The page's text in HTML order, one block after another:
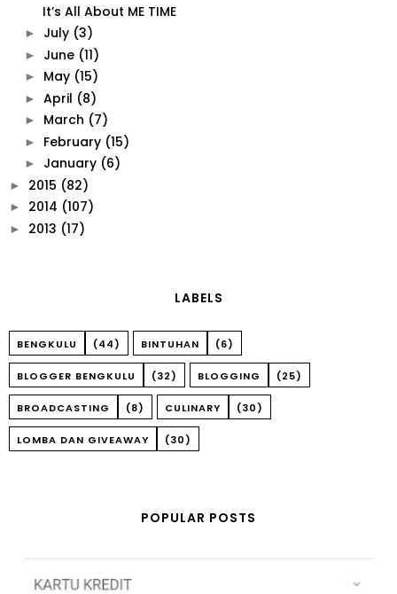
It’s All About ME TIME
► July (3)
► June (11)
► May (15)
► April (8)
► March (7)
► February (15)
► January (6)
► 2015 (82)
► 2014 (107)
► 2013 (17)
LABELS
BENGKULU (44) BINTUHAN (6)
BLOGGER BENGKULU (32) BLOGGING (25)
BROADCASTING (8) CULINARY (30)
LOMBA DAN GIVEAWAY (30)
POPULAR POSTS